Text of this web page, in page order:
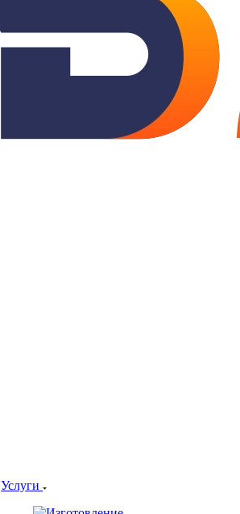
Услуги